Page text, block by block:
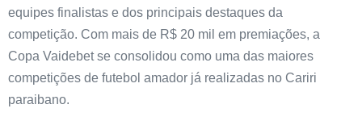
equipes finalistas e dos principais destaques da
competição. Com mais de R$ 20 mil em premiações, a
Copa Vaidebet se consolidou como uma das maiores
competições de futebol amador já realizadas no Cariri
paraibano.